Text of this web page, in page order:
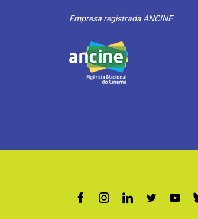
Empresa registrada ANCINE